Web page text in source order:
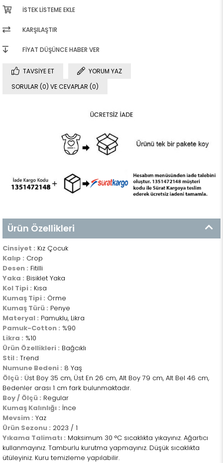
İSTEK LISTEME EKLE
KARŞILAŞTIR
FIYAT DÜŞÜNCE HABER VER
TAVSIYE ET
YORUM YAZ
SORULAR (0) VE CEVAPLAR (0)
Ürün Özellikleri
Cinsiyet : Kız Çocuk
Kalıp : Crop
Desen : Fitilli
Yaka : Bisiklet Yaka
Kol Tipi : Kısa
Kumaş Tipi : Örme
Kumaş Türü : Penye
Materyal : Pamuklu, Likra
Pamuk-Cotton : %90
Likra : %10
Ürün Özellikleri : Bağcıklı
Stil : Trend
Numune Bedeni : 8 Yaş
Ölçü : Üst Boy 35 cm, Üst En 26 cm, Alt Boy 79 cm, Alt Bel 46 cm,
Bedenler arası 1 cm fark bulunmaktadır.
Boy / Ölçü : Regular
Kumaş Kalınlığı : İnce
Mevsim : Yaz
Ürün Sezonu : 2023 / 1
Yıkama Talimatı : Maksimum 30 °C sıcaklıkta yıkayınız. Ağartıcı
kullanmayınız. Tamburlu kurutma yapmayınız. Düşük sıcaklıkta
ütüleyiniz. Kuru temizleme yapılabilir.